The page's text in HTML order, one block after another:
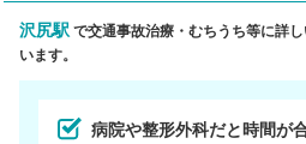
沢尻駅 で交通事故治療・むちうち等に詳
います。
病院や整形外科だと時間が